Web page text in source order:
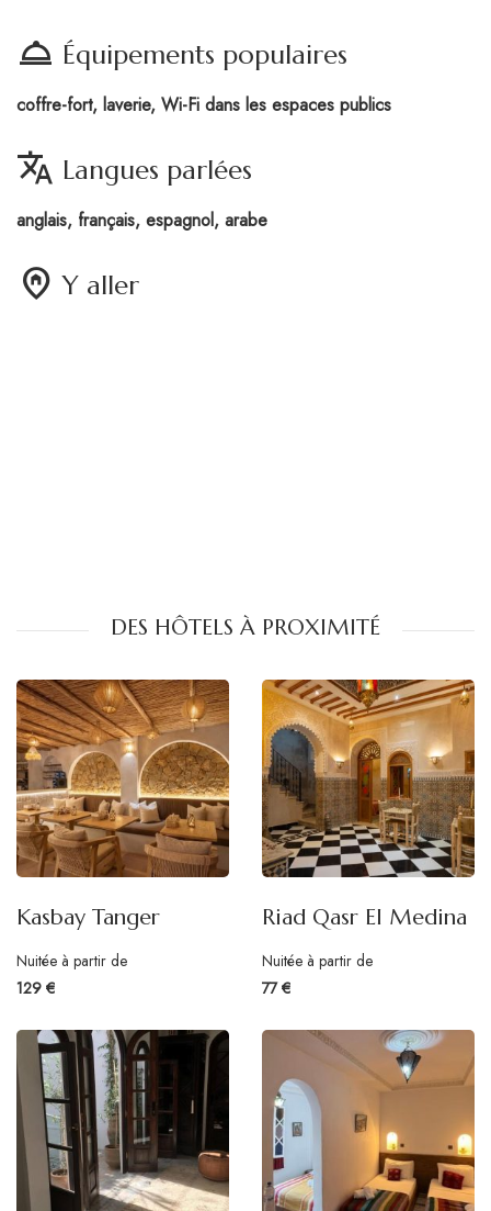
room_service Équipements populaires
coffre-fort, laverie, Wi-Fi dans les espaces publics
translate Langues parlées
anglais, français, espagnol, arabe
home_pin Y aller
DES HÔTELS À PROXIMITÉ
Kasbay Tanger
Nuitée à partir de
129 €
Riad Qasr El Medina
Nuitée à partir de
77 €